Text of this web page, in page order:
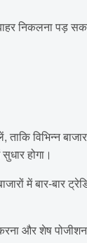
निकलना पड़
विभिन्न बाजार
होगा।
में बार-बार
और शेष